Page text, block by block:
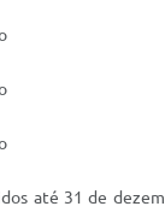
até 31 de